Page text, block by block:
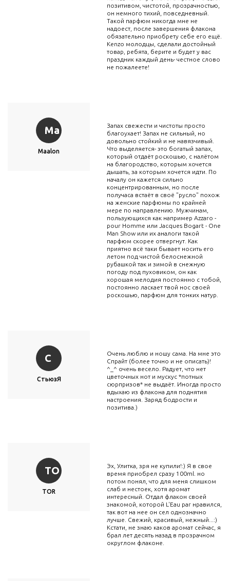
позитивом, чистотой, прозрачностью,
он немного тихий, повседневный.
Такой парфюм никогда мне не
надоест, после завершения флакона
обязательно приобрету себе его ещё.
Kenzo молодцы, сделали достойный
товар, ребята, берите и будет у вас
праздник каждый день- честное слово
не пожалеете!
Ma
Maalon
Запах свежести и чистоты просто
благоухает! Запах не сильный, но
довольно стойкий и не навязчивый.
Что выделяется- это богатый запах,
который отдаёт роскошью, с налётом
на благородство, которым хочется
дышать, за которым хочется идти. По
началу он кажется сильно
концентрированным, но после
получаса встаёт в своё "русло" похож
на женские парфюмы по крайней
мере по направлению. Мужчинам,
пользующихся как например Azzaro -
pour Homme или Jacques Bogart - One
Man Show или их аналоги такой
парфюм скорее отвергнут. Как
приятно всё таки бывает носить его
летом под чистой белоснежной
рубашкой так и зимой в снежную
погоду под пуховиком, он как
хорошая мелодия постоянно с тобой,
постоянно ласкает твой нос своей
роскошью, парфюм для тонких натур.
С
СтьюзЯ
Очень люблю и ношу сама. На мне это
Спрайт (более точно и не описать)!
^_^ очень весело. Радует, что нет
цветочных нот и мускус *потных
сюрпризов* не выдаёт. Иногда просто
вдыхаю из флакона для поднятия
настроения. Заряд бодрости и
позитива.)
TO
TOR
Эх, Улитка, зря не купили!:) Я в свое
время приобрел сразу 100ml. но
потом понял, что для меня слишком
слаб и нестоек, хотя аромат
интересный. Отдал флакон своей
знакомой, которой L'Eau par нравился,
так вот на нее он сел однозначно
лучше. Свежий, красивый, нежный...:)
Кстати, не знаю каков аромат сейчас, я
брал лет десять назад в прозрачном
округлом флаконе.